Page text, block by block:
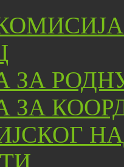
ЗА
ЗА